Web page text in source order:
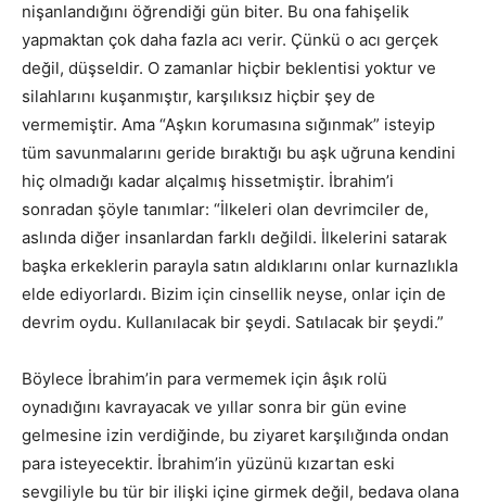
nişanlandığını öğrendiği gün biter. Bu ona fahişelik
yapmaktan çok daha fazla acı verir. Çünkü o acı gerçek
değil, düşseldir. O zamanlar hiçbir beklentisi yoktur ve
silahlarını kuşanmıştır, karşılıksız hiçbir şey de
vermemiştir. Ama “Aşkın korumasına sığınmak” isteyip
tüm savunmalarını geride bıraktığı bu aşk uğruna kendini
hiç olmadığı kadar alçalmış hissetmiştir. İbrahim’i
sonradan şöyle tanımlar: “İlkeleri olan devrimciler de,
aslında diğer insanlardan farklı değildi. İlkelerini satarak
başka erkeklerin parayla satın aldıklarını onlar kurnazlıkla
elde ediyorlardı. Bizim için cinsellik neyse, onlar için de
devrim oydu. Kullanılacak bir şeydi. Satılacak bir şeydi.”
Böylece İbrahim’in para vermemek için âşık rolü
oynadığını kavrayacak ve yıllar sonra bir gün evine
gelmesine izin verdiğinde, bu ziyaret karşılığında ondan
para isteyecektir. İbrahim’in yüzünü kızartan eski
sevgiliyle bu tür bir ilişki içine girmek değil, bedava olana